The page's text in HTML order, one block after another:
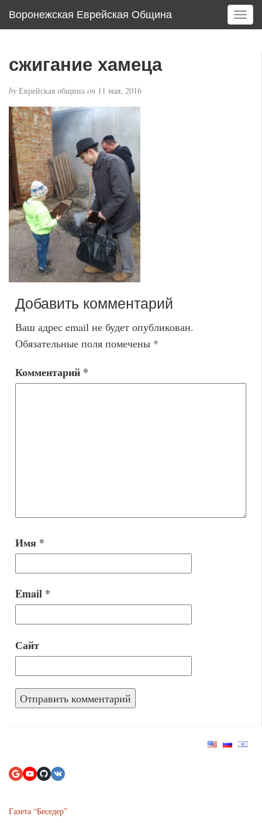
Воронежская Еврейская Община
T
o
сжигание хамеца
by Еврейская община on 11 мая, 2016
Добавить комментарий
Ваш адрес email не будет опубликован.
Обязательные поля помечены *
Комментарий *
Имя *
Email *
Сайт
Газета “Беседер”